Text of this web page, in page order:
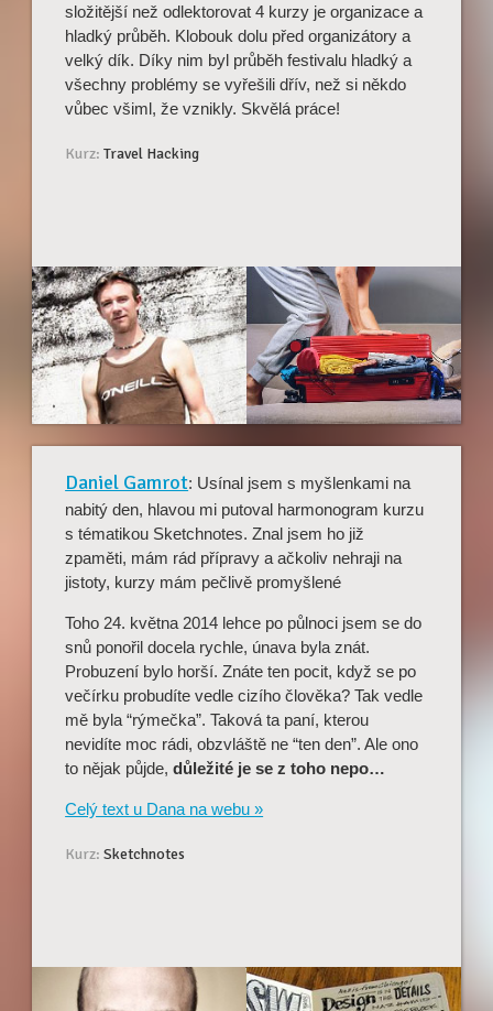
složitější než odlektorovat 4 kurzy je organizace a
hladký průběh. Klobouk dolu před organizátory a
velký dík. Díky nim byl průběh festivalu hladký a
všechny problémy se vyřešili dřív, než si někdo
vůbec všiml, že vznikly. Skvělá práce!
Kurz: Travel Hacking
Daniel Gamrot: Usínal jsem s myšlenkami na
nabitý den, hlavou mi putoval harmonogram kurzu
s tématikou Sketchnotes. Znal jsem ho již
zpaměti, mám rád přípravy a ačkoliv nehraji na
jistoty, kurzy mám pečlivě promyšlené
Toho 24. května 2014 lehce po půlnoci jsem se do
snů ponořil docela rychle, únava byla znát.
Probuzení bylo horší. Znáte ten pocit, když se po
večírku probudíte vedle cizího člověka? Tak vedle
mě byla “rýmečka”. Taková ta paní, kterou
nevidíte moc rádi, obzvláště ne “ten den”. Ale ono
to nějak půjde,důležité je se z toho nepo…
Celý text u Dana na webu »
Kurz: Sketchnotes